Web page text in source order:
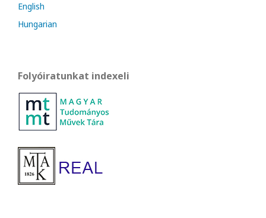
English
Hungarian
Folyóiratunkat indexeli